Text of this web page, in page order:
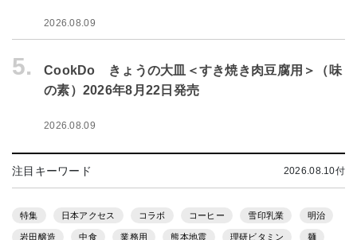
2026.08.09
5.
CookDo きょうの大皿＜すき焼き肉豆腐用＞（味
の素）2026年8月22日発売
2026.08.09
注目キーワード 2026.08.10付
特集 日本アクセス コラボ コーヒー 雪印乳業 明治
岩田醸造 中食 業務用 熊本地震 理研ビタミン 麺